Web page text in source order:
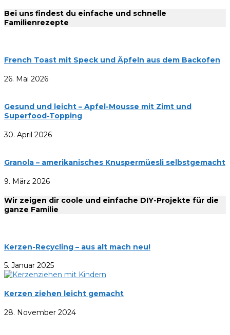
Bei uns findest du einfache und schnelle
Familienrezepte
French Toast mit Speck und Äpfeln aus dem Backofen
26. Mai 2026
Gesund und leicht – Apfel-Mousse mit Zimt und
Superfood-Topping
30. April 2026
Granola – amerikanisches Knuspermüesli selbstgemacht
9. März 2026
Wir zeigen dir coole und einfache DIY-Projekte für die
ganze Familie
Kerzen-Recycling – aus alt mach neu!
5. Januar 2025
Kerzen ziehen leicht gemacht
28. November 2024